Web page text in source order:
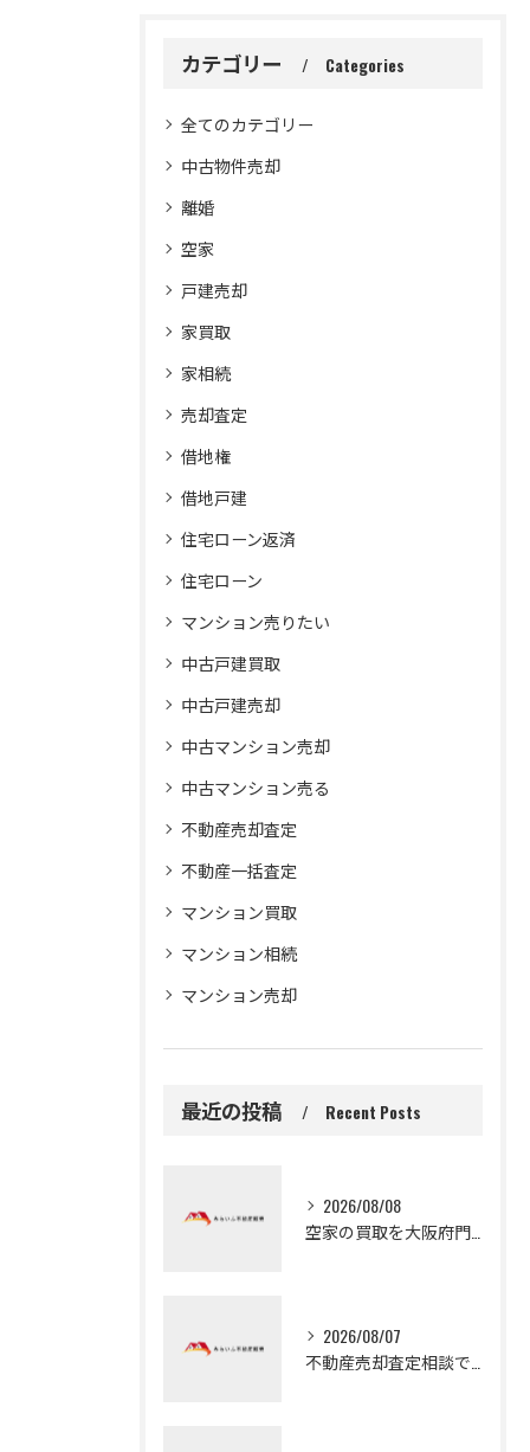
カテゴリー Categories
全てのカテゴリー
中古物件売却
離婚
空家
戸建売却
家買取
家相続
売却査定
借地権
借地戸建
住宅ローン返済
住宅ローン
マンション売りたい
中古戸建買取
中古戸建売却
中古マンション売却
中古マンション売る
不動産売却査定
不動産一括査定
マンション買取
マンション相続
マンション売却
最近の投稿 Recent Posts
2026/08/08
空家の買取を大阪府門真市で早く進める無料査定活用と比較ポイント
2026/08/07
不動産売却査定相談で大阪府守口市の自宅や土地を高く早く売るための実践ガイド